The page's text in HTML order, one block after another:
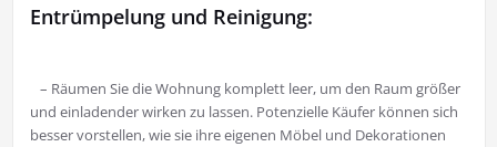
Entrümpelung und Reinigung:
– Räumen Sie die Wohnung komplett leer, um den Raum größer
und einladender wirken zu lassen. Potenzielle Käufer können sich
besser vorstellen, wie sie ihre eigenen Möbel und Dekorationen